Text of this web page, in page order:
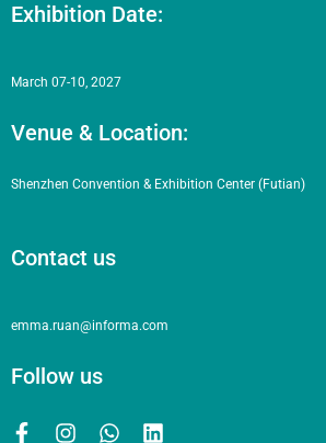
Exhibition Date:
March 07-10, 2027
Venue & Location:
Shenzhen Convention & Exhibition Center (Futian)
Contact us
emma.ruan@informa.com
Follow us